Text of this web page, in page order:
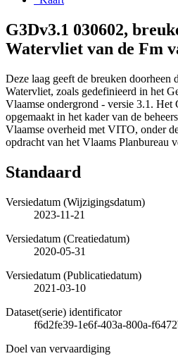
G3Dv3.1 030602,
Watervliet van de Fm
Deze laag geeft de breuken doorheen
Watervliet, zoals gedefinieerd in het
Vlaamse ondergrond - versie 3.1. Het
opgemaakt in het kader van de
Vlaamse overheid met VITO, onder
opdracht van het Vlaams Planbureau
Standaard
Versiedatum (Wijzigingsdatum)
2023-11-21
Versiedatum (Creatiedatum)
2020-05-31
Versiedatum (Publicatiedatum)
2021-03-10
Dataset(serie) identificator
f6d2fe39-1e6f-403a-800a-
Doel van vervaardiging